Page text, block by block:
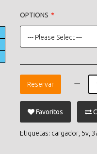
OPTIONS
--- Please Select ---
Reservar
Favoritos
Etiquetas: cargador 5v